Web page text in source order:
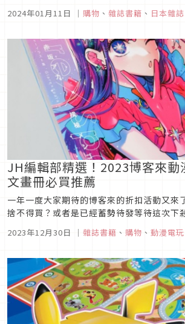
美妝體驗都非常吸引人，買了絕不會白費，
2024年01月11日 ｜ 購物 、 雜誌書籍 、 日本雜誌
JH編輯部精選！2023博客來動
文畫冊必買推薦
一年一度大家期待的博客來的折扣活動又來
捨不得買？或者是已經蓄勢待發等待這次下
定這次該買哪些回家收藏喔！ 最終幻想16
2023年12月30日 ｜ 雜誌書籍 、 購物 、 動漫電玩